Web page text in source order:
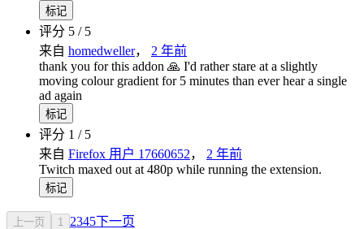
标记
评分 5 / 5
来自 homedweller， 2 年前
thank you for this addon 🙏 I'd rather stare at a slightly
moving colour gradient for 5 minutes than ever hear a single
ad again
标记
评分 1 / 5
来自 Firefox 用户 17660652， 2 年前
Twitch maxed out at 480p while running the extension.
标记
上一页 1 2345下一页